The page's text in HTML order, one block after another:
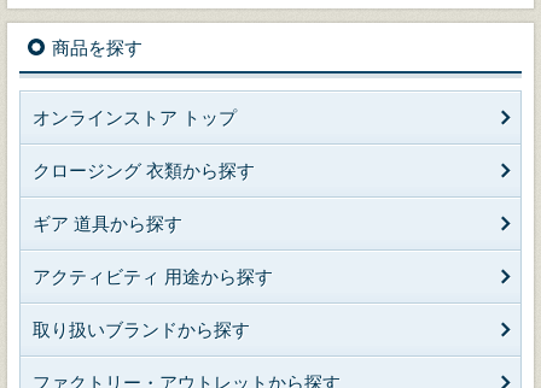
商品を探す
オンラインストア トップ
クロージング 衣類から探す
ギア 道具から探す
アクティビティ 用途から探す
取り扱いブランドから探す
ファクトリー・アウトレットから探す